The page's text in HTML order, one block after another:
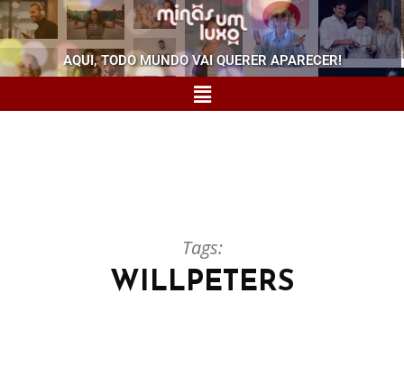
AQUI, TODO MUNDO VAI QUERER APARECER!
Tags:
WILLPETERS